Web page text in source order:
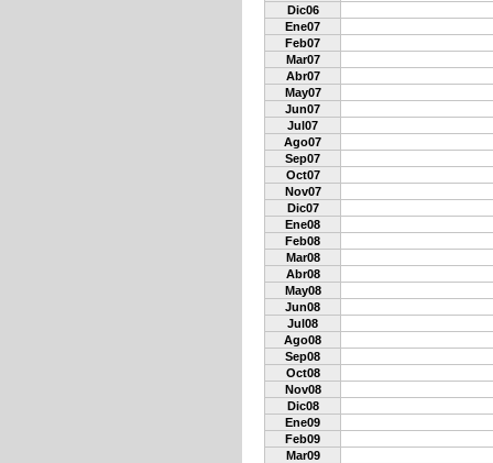
Dic06
Ene07
Feb07
Mar07
Abr07
May07
Jun07
Jul07
Ago07
Sep07
Oct07
Nov07
Dic07
Ene08
Feb08
Mar08
Abr08
May08
Jun08
Jul08
Ago08
Sep08
Oct08
Nov08
Dic08
Ene09
Feb09
Mar09